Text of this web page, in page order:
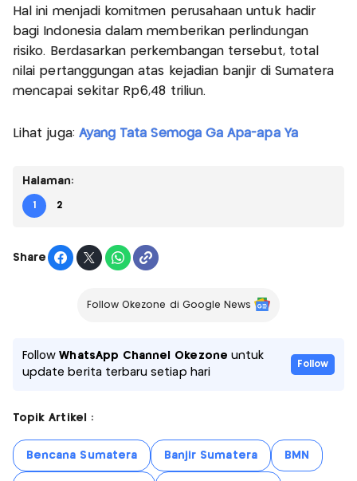
Hal ini menjadi komitmen perusahaan untuk hadir
bagi Indonesia dalam memberikan perlindungan
risiko. Berdasarkan perkembangan tersebut, total
nilai pertanggungan atas kejadian banjir di Sumatera
mencapai sekitar Rp6,48 triliun.
Lihat juga: Ayang Tata Semoga Ga Apa-apa Ya
Halaman:
1 2
Share
Follow Okezone di Google News
FollowWhatsApp Channel Okezone untuk
update berita terbaru setiap hari
Follow
Topik Artikel :
Bencana Sumatera Banjir Sumatera BMN